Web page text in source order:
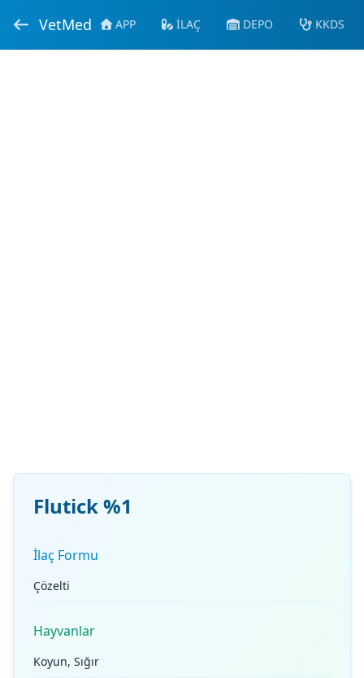
VetMed APP İLAÇ DEPO KKDS
Flutick %1
İlaç Formu
Çözelti
Hayvanlar
Koyun, Sığır